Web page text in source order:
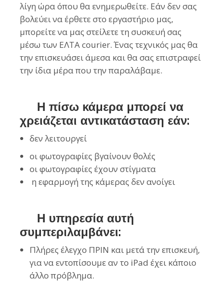
λίγη ώρα όπου θα ενημερωθείτε. Εάν δεν σας
βολεύει να έρθετε στο εργαστήριο μας,
μπορείτε να μας στείλετε τη συσκευή σας
μέσω των ΕΛΤΑ courier. Ένας τεχνικός μας θα
την επισκευάσει άμεσα και θα σας επιστραφεί
την ίδια μέρα που την παραλάβαμε.
Η πίσω κάμερα μπορεί να
χρειάζεται αντικατάσταση εάν:
δεν λειτουργεί
οι φωτογραφίες βγαίνουν θολές
οι φωτογραφίες έχουν στίγματα
η εφαρμογή της κάμερας δεν ανοίγει
Η υπηρεσία αυτή
συμπεριλαμβάνει:
Πλήρες έλεγχο ΠΡΙΝ και μετά την επισκευή,
για να εντοπίσουμε αν το iPad έχει κάποιο
άλλο πρόβλημα.